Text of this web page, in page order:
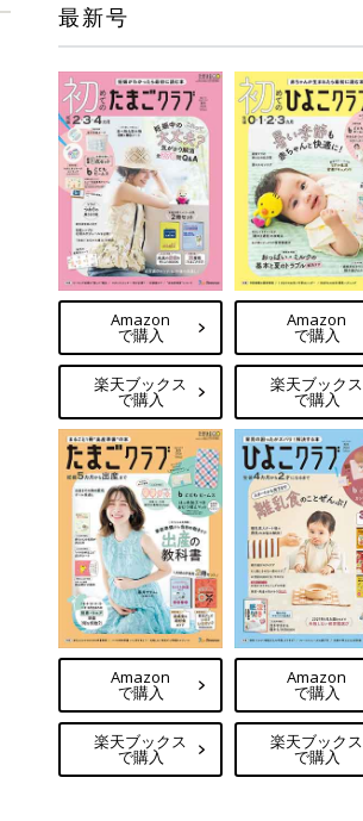
最新号
Amazon
で購入
楽天ブックス
で購入
Amazon
で購入
楽天ブックス
で購入
Amazon
で購入
楽天ブックス
で購入
Amazon
で購入
楽天ブックス
で購入